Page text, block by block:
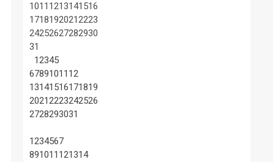
1011 1213141516
17181920212223
24252627282930
31
12345
67891011 12
13141516171819
20212223242526
2728293031
1234567
891011 121314